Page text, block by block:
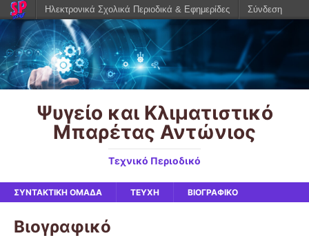
Ψυγείο και Κλιματιστικό
Μπαρέτας Αντώνιος
Τεχνικό Περιοδικό
ΣΥΝΤΑΚΤΙΚΉ ΟΜΆΔΑ ΤΕΥΧΗ ΒΙΟΓΡΑΦΙΚΌ
Βιογραφικό
Ηλεκτρονικά Σχολικά Περιοδικά & Εφημερίδες Σύνδεση